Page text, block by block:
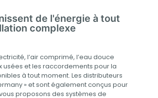
de l'énergie à tout
complexe
l’air comprimé, l’eau douce
et les raccordements pour la
à tout moment. Les distributeurs
» et sont également conçus pour
proposons des systèmes de